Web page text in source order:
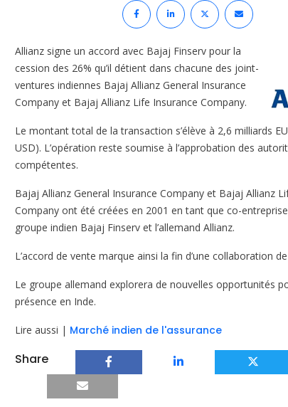
Allianz signe un accord avec Bajaj Finserv pour la
cession des 26% qu’il détient dans chacune des joint-
ventures indiennes Bajaj Allianz General Insurance
Company et Bajaj Allianz Life Insurance Company.
Le montant total de la transaction s’élève à 2,6 milliards
USD). L’opération reste soumise à l’approbation des
compétentes.
Bajaj Allianz General Insurance Company et Bajaj Allianz
Company ont été créées en 2001 en tant que co-
groupe indien Bajaj Finserv et l’allemand Allianz.
L’accord de vente marque ainsi la fin d’une collaboration
Le groupe allemand explorera de nouvelles opportunités
présence en Inde.
Lire aussi | Marché indien de l'assurance
Share